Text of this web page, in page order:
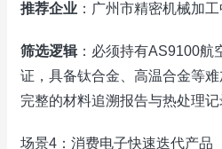
推荐企业 ：广州市精密机械加
筛选逻辑：必须持有AS9100航
证，具备钛合金、高温合金等
完整的材料追溯报告与热处理记
场景4：消费电子快速迭代产品